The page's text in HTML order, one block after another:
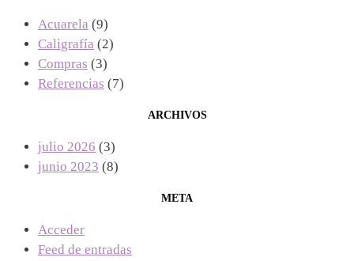
Acuarela (9)
Caligrafía (2)
Compras (3)
Referencias (7)
ARCHIVOS
julio 2026 (3)
junio 2023 (8)
META
Acceder
Feed de entradas